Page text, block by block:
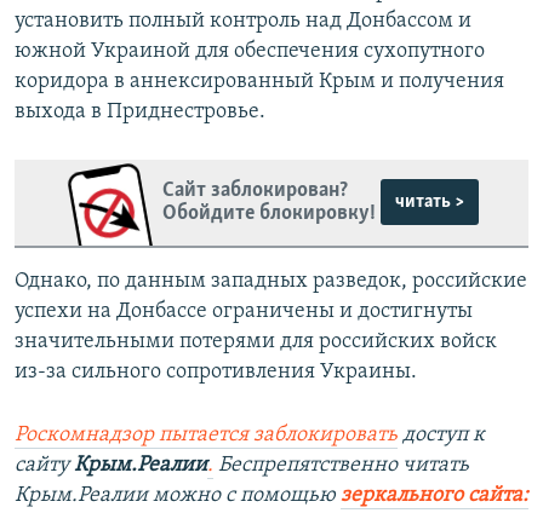
установить полный контроль над Донбассом и
южной Украиной для обеспечения сухопутного
коридора в аннексированный Крым и получения
выхода в Приднестровье.
Сайт заблокирован?
Обойдите блокировку!
читать >
Однако, по данным западных разведок, российские
успехи на Донбассе ограничены и достигнуты
значительными потерями для российских войск
из-за сильного сопротивления Украины.
Роскомнадзор пытается заблокировать доступ к
сайтуКрым.Реалии. Беспрепятственно читать
Крым.Реалии можно с помощью зеркального сайта: